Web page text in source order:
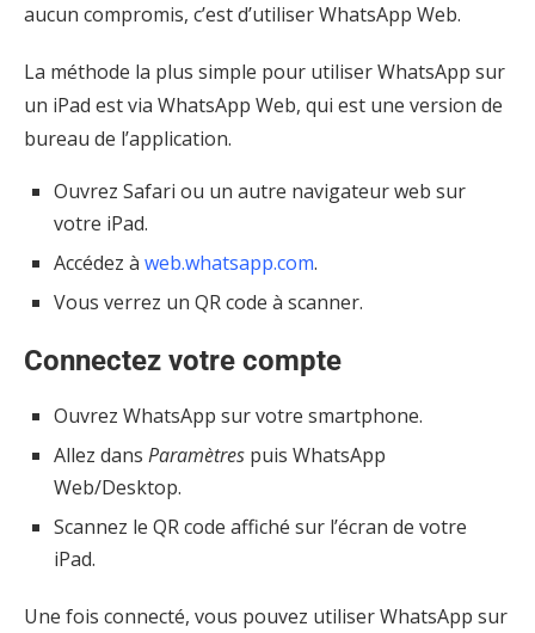
aucun compromis, c’est d’utiliser WhatsApp Web.
La méthode la plus simple pour utiliser WhatsApp sur
un iPad est via WhatsApp Web, qui est une version de
bureau de l’application.
Ouvrez Safari ou un autre navigateur web sur
votre iPad.
Accédez à web.whatsapp.com.
Vous verrez un QR code à scanner.
Connectez votre compte
Ouvrez WhatsApp sur votre smartphone.
Allez dans Paramètres puis WhatsApp
Web/Desktop.
Scannez le QR code affiché sur l’écran de votre
iPad.
Une fois connecté, vous pouvez utiliser WhatsApp sur